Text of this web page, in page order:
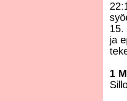
15.
ja
1